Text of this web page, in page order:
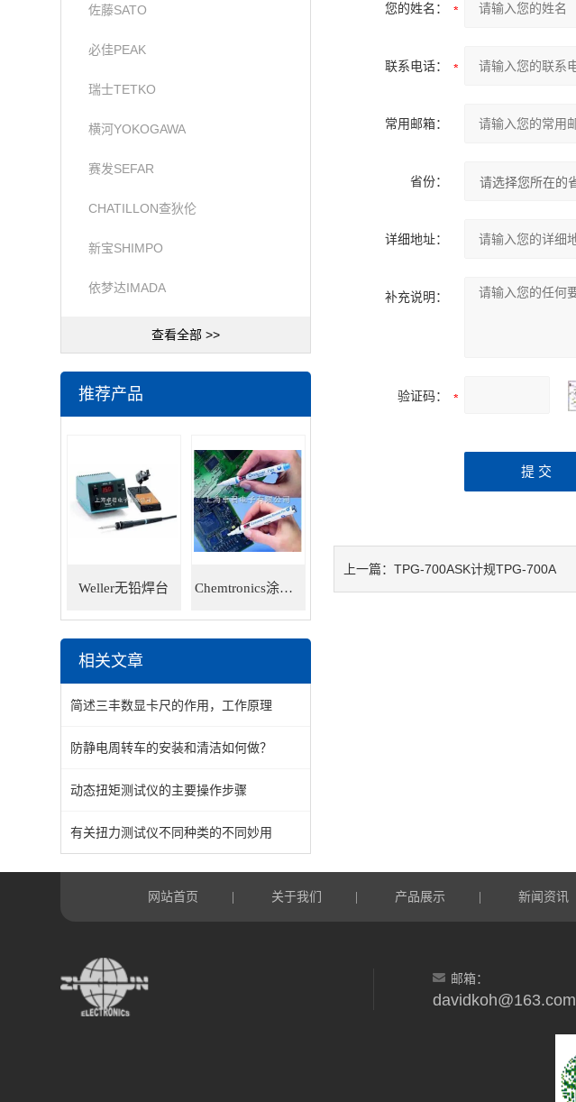
佐藤SATO
必佳PEAK
瑞士TETKO
横河YOKOGAWA
赛发SEFAR
CHATILLON查狄伦
新宝SHIMPO
依梦达IMADA
查看全部 >>
推荐产品
Weller无铅焊台 Chemtronics涂层笔
相关文章
简述三丰数显卡尺的作用，工作原理
防静电周转车的安装和清洁如何做？
动态扭矩测试仪的主要操作步骤
有关扭力测试仪不同种类的不同妙用
您的姓名：
联系电话：
常用邮箱：
省份：
详细地址：
补充说明：
验证码：
上一篇： TPG-700ASK计规TPG-700A
网站首页 关于我们 产品展示 新闻资讯
邮箱：
davidkoh@163.com